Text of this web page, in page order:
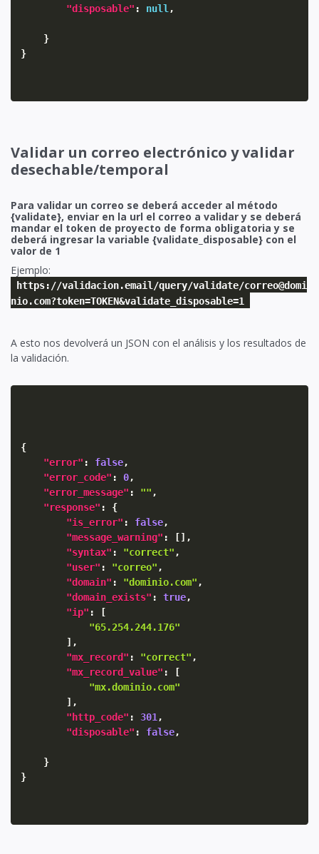
"disposable" : null ,
}
}
Validar un correo electrónico y validar
desechable/temporal
Para validar un correo se deberá acceder al método
{validate}, enviar en la url el correo a validar y se deberá
mandar el token de proyecto de forma obligatoria y se
deberá ingresar la variable {validate_disposable} con el
valor de 1
Ejemplo:
https://validacion.email/query/validate/correo@domi
nio.com?token=TOKEN&validate_disposable=1
A esto nos devolverá un JSON con el análisis y los resultados de
la validación.
{
"error" : false,
"error_code" : 0,
"error_message" : "" ,
"response" :
{
"is_error" : false,
"message_warning" : [] ,
"syntax" : "correct" ,
"user" : "correo" ,
"domain" : "dominio.com" ,
"domain_exists" : true,
"ip" :
[
"65.254.244.176"
] ,
"mx_record" : "correct" ,
"mx_record_value" :
[
"mx.dominio.com"
] ,
"http_code" : 301 ,
"disposable" : false,
}
}